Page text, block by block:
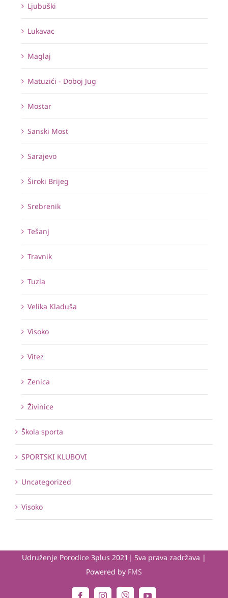
Ljubuški
Lukavac
Maglaj
Matuzići - Doboj Jug
Mostar
Sanski Most
Sarajevo
Široki Brijeg
Srebrenik
Tešanj
Travnik
Tuzla
Velika Kladuša
Visoko
Vitez
Zenica
Živinice
Škola sporta
SPORTSKI KLUBOVI
Uncategorized
Visoko
Udruženje Porodice 3plus 2021| Sva prava zadržava |
Powered by FMS